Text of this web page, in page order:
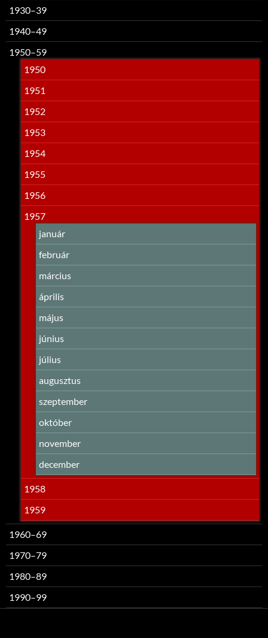
1930–39
1940–49
1950–59
1950
1951
1952
1953
1954
1955
1956
1957
január
február
március
április
május
június
július
augusztus
szeptember
október
november
december
1958
1959
1960–69
1970–79
1980–89
1990–99